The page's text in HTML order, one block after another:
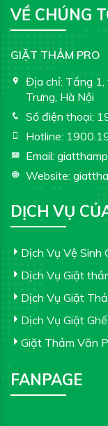
VỀ CHÚNG
GIẶT THẢM PRO
Địa chỉ: Tầng 1,
Trưng, Hà Nội
Số điện thoại:
Hotline:
Email:
Website:
DỊCH VỤ
Dịch Vụ Vệ Sinh
Dịch Vụ Giặt
Dịch Vụ Giặt
Dịch Vụ Giặt
Giặt Thảm Văn
FANPAGE